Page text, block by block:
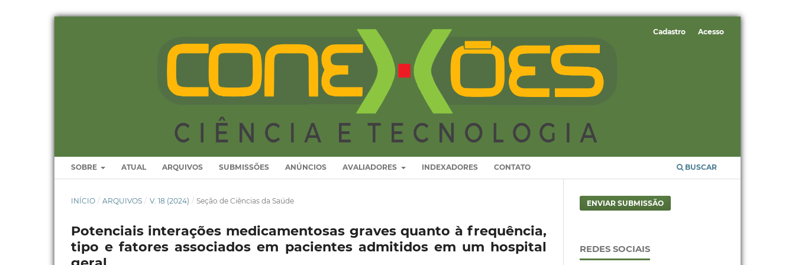
SOBRE ATUAL ARQUIVOS SUBMISSÕES ANÚNCIOS AVALIADORES INDEXADORES CONTATO BUSCAR
Cadastro Acesso
INÍCIO / ARQUIVOS / V. 18 (2024) / Seção de Ciências da Saúde
Potenciais interações medicamentosas graves quanto à frequência,
tipo e fatores associados em pacientes admitidos em um hospital
ENVIAR SUBMISSÃO
REDES SOCIAIS